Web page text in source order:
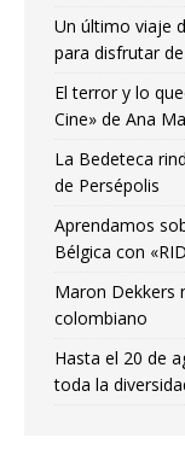
Un último viaje
para disfrutar
El terror y lo
Cine» de Ana
La Bedeteca
de Persépolis
Aprendamos
Bélgica con
Maron Dekkers
colombiano
Hasta el 20 de
toda la